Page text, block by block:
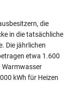
die
in die tatsächliche
Die jährlichen
etwa 1.600
Warmwasser
kWh für Heizen